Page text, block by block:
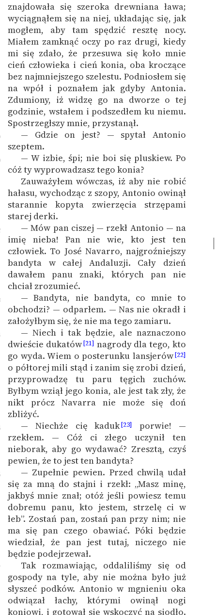
znajdowała się szeroka drewniana ława;
wyciągnąłem się na niej, układając się, jak
mogłem, aby tam spędzić resztę nocy.
Miałem zamknąć oczy po raz drugi, kiedy
mi się zdało, że przesuwa się koło mnie
cień człowieka i cień konia, oba kroczące
bez najmniejszego szelestu. Podniosłem się
na wpół i poznałem jak gdyby Antonia.
Zdumiony, iż widzę go na dworze o tej
godzinie, wstałem i podszedłem ku niemu.
Spostrzegłszy mnie, przystanął.
— Gdzie on jest? — spytał Antonio
szeptem.
— W izbie, śpi; nie boi się pluskiew. Po
cóż ty wyprowadzasz tego konia?
Zauważyłem wówczas, iż aby nie robić
hałasu, wychodząc z szopy, Antonio owinął
starannie kopyta zwierzęcia strzępami
starej derki.
— Mów pan ciszej — rzekł Antonio — na
imię nieba! Pan nie wie, kto jest ten
człowiek. To José Navarro, najgroźniejszy
bandyta w całej Andaluzji. Cały dzień
dawałem panu znaki, których pan nie
chciał zrozumieć.
— Bandyta, nie bandyta, co mnie to
obchodzi? — odparłem. — Nas nie okradł i
założyłbym się, że nie ma tego zamiaru.
— Niech i tak będzie, ale naznaczono
dwieście dukatów[21] nagrody dla tego, kto
go wyda. Wiem o posterunku lansjerów[22]
o półtorej mili stąd i zanim się zrobi dzień,
przyprowadzę tu paru tęgich zuchów.
Byłbym wziął jego konia, ale jest tak zły, że
nikt prócz Navarra nie może się doń
zbliżyć.
— Niechże cię kaduk[23]
porwie! —
rzekłem. — Cóż ci złego uczynił ten
nieborak, aby go wydawać? Zresztą, czyś
pewien, że to jest ten bandyta?
— Zupełnie pewien. Przed chwilą udał
się za mną do stajni i rzekł: „Masz minę,
jakbyś mnie znał; otóż jeśli powiesz temu
dobremu panu, kto jestem, strzelę ci w
łeb”. Zostań pan, zostań pan przy nim; nie
ma się pan czego obawiać. Póki będzie
wiedział, że pan jest tutaj, niczego nie
będzie podejrzewał.
Tak rozmawiając, oddaliliśmy się od
gospody na tyle, aby nie można było już
słyszeć podków. Antonio w mgnieniu oka
odwiązał łachy, którymi owinął nogi
koniowi, i gotował się wskoczyć na siodło.